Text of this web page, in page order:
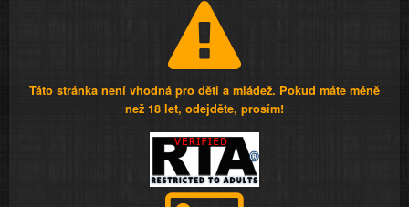
Táto stránka není vhodná pro děti a mládež. Pokud máte méně
než 18 let, odejděte, prosím!